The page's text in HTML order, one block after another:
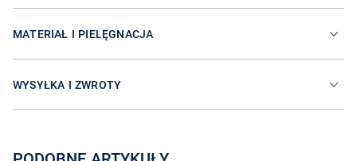
MATERIAŁ I PIELĘGNACJA
WYSYŁKA I ZWROTY